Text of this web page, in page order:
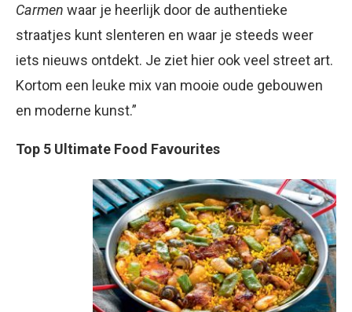
Carmen waar je heerlijk door de authentieke
straatjes kunt slenteren en waar je steeds weer
iets nieuws ontdekt. Je ziet hier ook veel street art.
Kortom een leuke mix van mooie oude gebouwen
en moderne kunst.”
Top 5 Ultimate Food Favourites